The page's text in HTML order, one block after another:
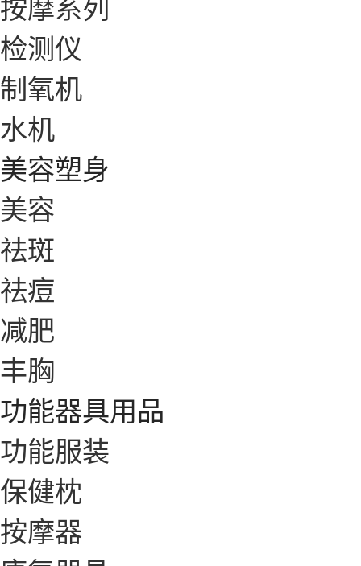
检测仪
制氧机
水机
美容塑身
美容
祛斑
祛痘
减肥
丰胸
功能器具用品
功能服装
保健枕
按摩器